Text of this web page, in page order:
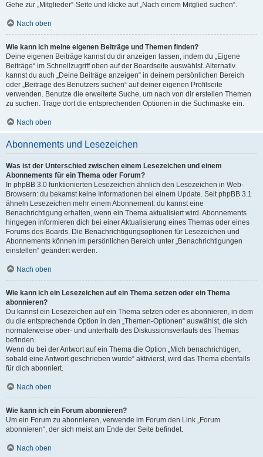
Gehe zur „Mitglieder“-Seite und klicke auf „Nach einem Mitglied suchen“.
Nach oben
Wie kann ich meine eigenen Beiträge und Themen finden?
Deine eigenen Beiträge kannst du dir anzeigen lassen, indem du „Eigene
Beiträge“ im Schnellzugriff oben auf der Boardseite auswählst. Alternativ
kannst du auch „Deine Beiträge anzeigen“ in deinem persönlichen Bereich
oder „Beiträge des Benutzers suchen“ auf deiner eigenen Profilseite
verwenden. Benutze die erweiterte Suche, um nach von dir erstellen Themen
zu suchen. Trage dort die entsprechenden Optionen in die Suchmaske ein.
Nach oben
Abonnements und Lesezeichen
Was ist der Unterschied zwischen einem Lesezeichen und einem
Abonnements für ein Thema oder Forum?
In phpBB 3.0 funktionierten Lesezeichen ähnlich den Lesezeichen in Web-
Browsern: du bekamst keine Informationen bei einem Update. Seit phpBB 3.1
ähneln Lesezeichen mehr einem Abonnement: du kannst eine
Benachrichtigung erhalten, wenn ein Thema aktualisiert wird. Abonnements
hingegen informieren dich bei einer Aktualisierung eines Themas oder eines
Forums des Boards. Die Benachrichtigungsoptionen für Lesezeichen und
Abonnements können im persönlichen Bereich unter „Benachrichtigungen
einstellen“ geändert werden.
Nach oben
Wie kann ich ein Lesezeichen auf ein Thema setzen oder ein Thema
abonnieren?
Du kannst ein Lesezeichen auf ein Thema setzen oder es abonnieren, in dem
du die entsprechende Option in den „Themen-Optionen“ auswählst, die sich
normalerweise ober- und unterhalb des Diskussionsverlaufs des Themas
befinden.
Wenn du bei der Antwort auf ein Thema die Option „Mich benachrichtigen,
sobald eine Antwort geschrieben wurde“ aktivierst, wird das Thema ebenfalls
für dich abonniert.
Nach oben
Wie kann ich ein Forum abonnieren?
Um ein Forum zu abonnieren, verwende im Forum den Link „Forum
abonnieren“, der sich meist am Ende der Seite befindet.
Nach oben